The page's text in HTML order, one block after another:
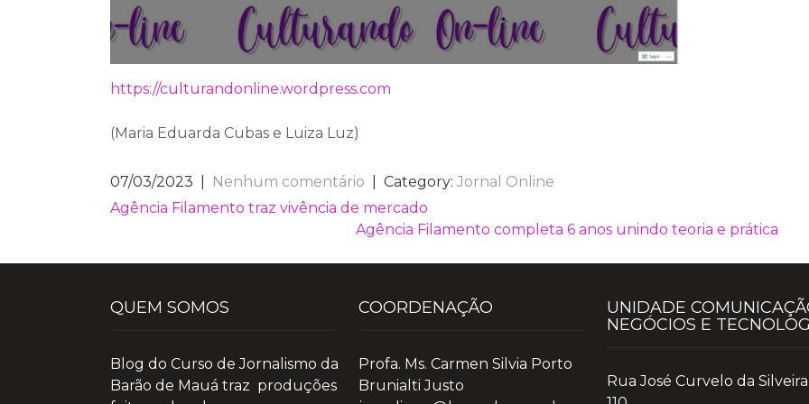
https://culturandonline.wordpress.com
(Maria Eduarda Cubas e Luiza Luz)
07/03/2023 Nenhum comentário | Category: Jornal Online
NAVEGAÇÃO
POST
Agência Filamento traz vivência de mercado
Agência Filamento completa 6 anos unindo teoria e prática
QUEM SOMOS
Blog do Curso de Jornalismo da
Barão de Mauá traz produções
COORDENAÇÃO
Profa. Ms. Carmen Silvia Porto
Brunialti Justo
UNIDADE
NEGÓCIOS E
Rua José Curvelo da Silveira